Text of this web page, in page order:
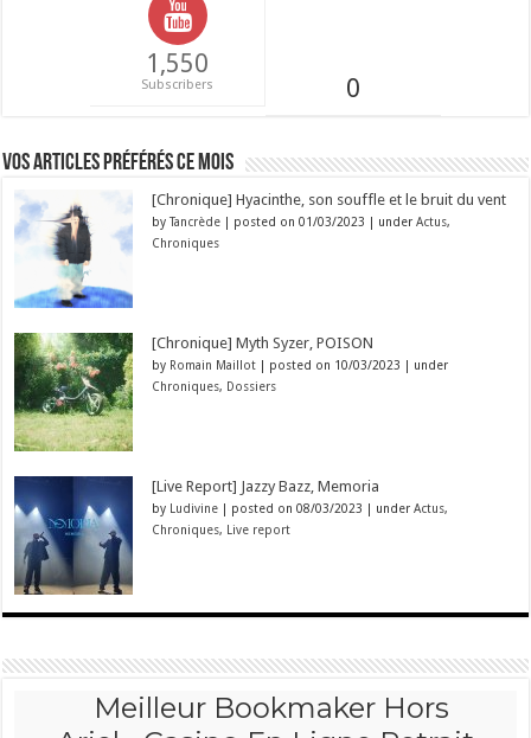
1,550
Subscribers 0
Vos articles préférés ce mois
[Chronique] Hyacinthe, son souffle et le bruit du vent
byTancrède | posted on 01/03/2023 | underActus,
Chroniques
[Chronique] Myth Syzer, POISON
by Romain Maillot | posted on 10/03/2023 | under
Chroniques, Dossiers
[Live Report] Jazzy Bazz, Memoria
by Ludivine | posted on 08/03/2023 | underActus,
Chroniques, Live report